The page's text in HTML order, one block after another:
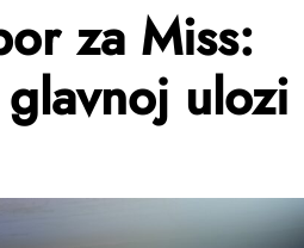
za Miss:
ulozi